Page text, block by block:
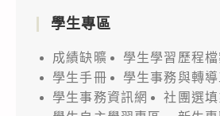
學生專區
成績缺曠
學生學習歷程
學生手冊
學生事務與轉
學生事務資訊網
社團選